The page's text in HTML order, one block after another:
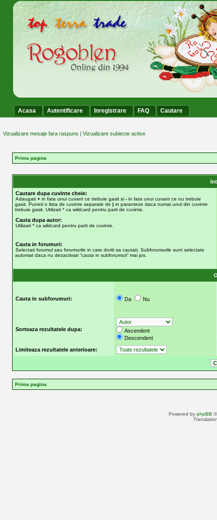
Acasa Autentificare Inregistrare FAQ Cautare
Vizualizare mesaje fara raspuns | Vizualizare subiecte active
Prima pagina
Cautare dupa cuvinte cheie:
Adaugati + in fata unui cuvant ce trebuie gasit si - in fata unui cuvant ce nu trebuie
gasit. Puneti o lista de cuvinte separate de | in paranteze daca numai unul din cuvinte
trebuie gasit. Utilizati * ca wildcard pentru parti de cuvinte.
Cauta dupa autor:
Utilizati * ca wildcard pentru parti de cuvinte.
Cauta in forumuri:
Selectati forumul sau forumurile in care doriti sa cautati. Subforumurile sunt selectate
automat daca nu dezactivati “cauta in subforumuri“ mai jos.
Cauta in subforumuri: Da Nu
Sorteaza rezultatele dupa:
Ascendent
Descendent
Limiteaza rezultatele anterioare:
Prima pagina
Powered by phpBB